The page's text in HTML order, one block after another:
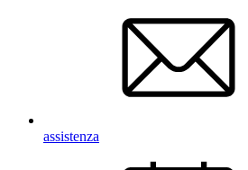
assistenza